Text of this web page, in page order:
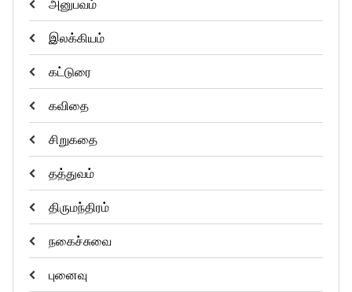
அனுபவம்
இலக்கியம்
கட்டுரை
கவிதை
சிறுகதை
தத்துவம்
திருமந்திரம்
நகைச்சுவை
புனைவு